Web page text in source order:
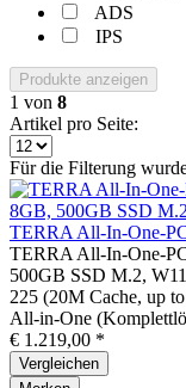
ADS
IPS
Produkte anzeigen
1 von 8
Artikel pro Seite:
Für die Filterung
TERRA All-In-One-
TERRA All-In-One-
500GB SSD M.2,
225 (20M Cache, up
All-in-One
€ 1.219,00 *
Vergleichen